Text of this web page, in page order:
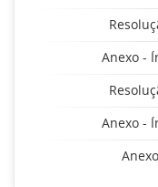
Anexo -
Anexo -
Anexo I -